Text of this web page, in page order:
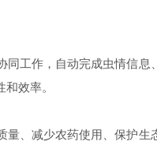
工作，自动完成虫情信
效率。
、减少农药使用、保护